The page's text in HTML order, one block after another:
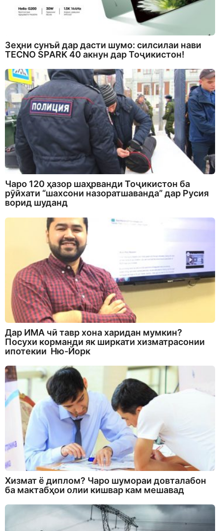
Зеҳни сунъӣ дар дасти шумо: силсилаи нави
TECNO SPARK 40 акнун дар Тоҷикистон!
Чаро 120 ҳазор шаҳрванди Тоҷикистон ба
рӯйхати “шахсони назоратшаванда” дар Русия
ворид шуданд
Дар ИМА чӣ тавр хона харидан мумкин?
Посухи корманди як ширкати хизматрасонии
ипотекии Ню-Йорк
Хизмат ё диплом? Чаро шумораи довталабон
ба мактабҳои олии кишвар кам мешавад